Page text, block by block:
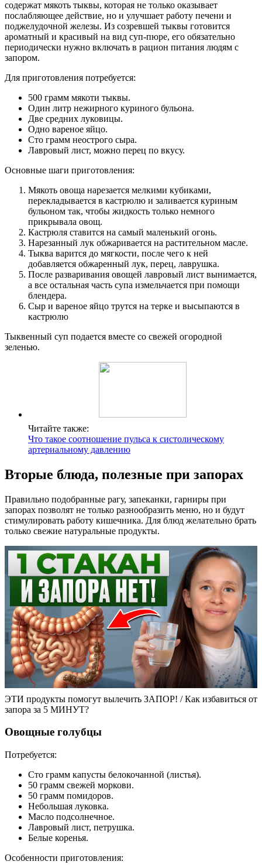
содержат мякоть тыквы, которая не только оказывает
послабляющее действие, но и улучшает работу печени и
поджелудочной железы. Из созревшей тыквы готовится
ароматный и красивый на вид суп-пюре, его обязательно
периодически нужно включать в рацион питания людям с
запором.
Для приготовления потребуется:
500 грамм мякоти тыквы.
Один литр нежирного куриного бульона.
Две средних луковицы.
Одно вареное яйцо.
Сто грамм неострого сыра.
Лавровый лист, можно перец по вкусу.
Основные шаги приготовления:
Мякоть овоща нарезается мелкими кубиками,
перекладывается в кастрюлю и заливается куриным
бульоном так, чтобы жидкость только немного
прикрывала овощ.
Кастрюля ставится на самый маленький огонь.
Нарезанный лук обжаривается на растительном масле.
Тыква варится до мягкости, после чего к ней
добавляется обжаренный лук, перец, лаврушка.
После разваривания овощей лавровый лист вынимается,
а все остальная часть супа измельчается при помощи
блендера.
Сыр и вареное яйцо трутся на терке и высыпаются в
кастрюлю
Тыквенный суп подается вместе со свежей огородной
зеленью.
Читайте также:
Что такое соотношение пульса к систолическому
артериальному давлению
Вторые блюда, полезные при запорах
Правильно подобранные рагу, запеканки, гарниры при
запорах позволят не только разнообразить меню, но и будут
стимулировать работу кишечника. Для блюд желательно брать
только свежие натуральные продукты.
ЭТИ продукты помогут вылечить ЗАПОР! / Как избавиться от
запора за 5 МИНУТ?
Овощные голубцы
Потребуется:
Сто грамм капусты белокочанной (листья).
50 грамм свежей моркови.
50 грамм помидоров.
Небольшая луковка.
Масло подсолнечное.
Лавровый лист, петрушка.
Белые коренья.
Особенности приготовления: